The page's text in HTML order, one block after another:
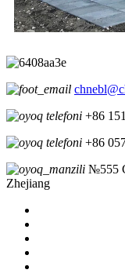
+86
+86
№555
Zhejiang